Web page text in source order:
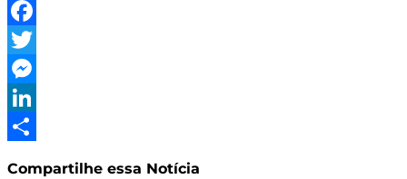
WhatsApp
Facebook
Twitter
Messenger
LinkedIn
Compartilhe essa Notícia